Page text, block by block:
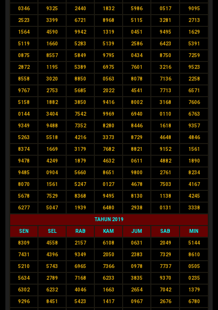
0346 9325 2440 1832 5986 0517 9095
2523 3399 6721 8968 5115 3281 2713
1564 4590 9942 1319 0451 9495 1629
5119 1660 5283 5139 2586 6423 5391
0875 8557 5849 9795 0434 8750 7259
2872 1195 5389 6975 7601 3216 9523
8558 3020 8850 0563 8078 7136 2258
9767 2753 5685 2022 4541 7713 6571
5158 1882 3850 9416 8002 3168 7606
0144 3404 7542 9969 6940 0110 6763
9349 9488 7352 8280 8446 1618 9357
5263 5518 4216 3373 8729 4648 4846
8374 1669 3179 7682 8821 9152 1561
9478 4249 1879 4632 0611 4882 1890
9485 0904 5660 8651 9800 2761 8234
8070 1561 5247 0127 4678 7503 4167
5678 7529 8368 9495 8130 1138 4245
6277 5047 1939 6480 2938 0131 3338
TAHUN 2019
SEN SEL RAB KAM JUM SAB MIN
8309 4558 2157 6108 0631 2049 5144
7431 4396 9349 2050 2383 7329 8610
5210 5743 6965 7366 0978 7737 0505
5634 2789 7168 6233 3835 9370 0235
6302 6232 4046 1663 2654 7042 1379
9296 8451 5423 1417 0967 2676 6780